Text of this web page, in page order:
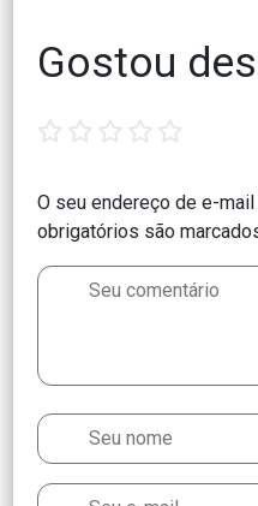
Gostou
O seu endereço de e-
obrigatórios são
star stars stars stars stars